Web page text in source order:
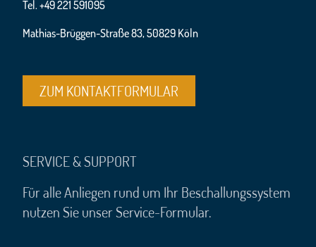
Tel. +49 221 591095
Mathias-Brüggen-Straße 83, 50829 Köln
ZUM KONTAKTFORMULAR
SERVICE & SUPPORT
Für alle Anliegen rund um Ihr Beschallungssystem
nutzen Sie unser Service-Formular.